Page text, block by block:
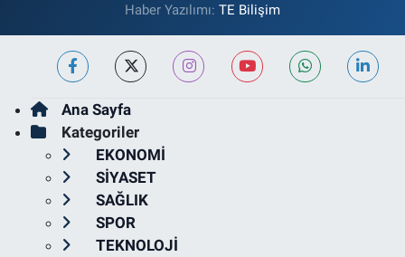
Haber Yazılımı: TE Bilişim
Ana Sayfa
Kategoriler
EKONOMİ
SİYASET
SAĞLIK
SPOR
TEKNOLOJİ